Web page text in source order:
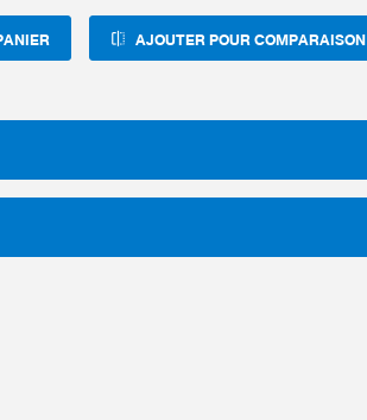
AJOUTER POUR COMPARAISON